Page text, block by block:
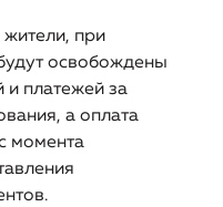
и других мероприятий,
регулируемой
цен (тарифов) в сфере
при
освобождены
и платежей за
а оплата
момента